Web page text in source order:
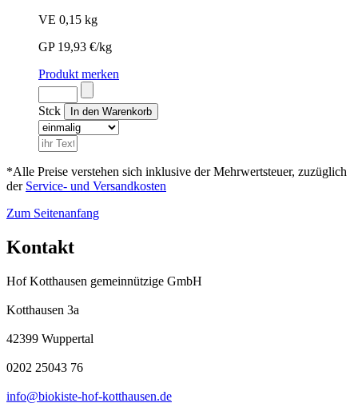
VE 0,15 kg
GP 19,93 €/kg
Produkt merken
Stck
*Alle Preise verstehen sich inklusive der Mehrwertsteuer, zuzüglich
der Service- und Versandkosten
Zum Seitenanfang
Kontakt
Hof Kotthausen gemeinnützige GmbH
Kotthausen 3a
42399 Wuppertal
0202 25043 76
info@biokiste-hof-kotthausen.de